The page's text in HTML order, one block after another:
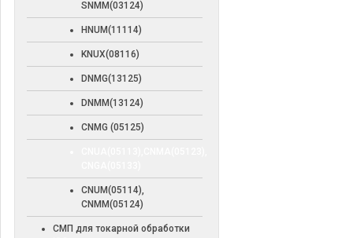
SNMM(03124)
HNUM(11114)
KNUX(08116)
DNMG(13125)
DNMM(13124)
CNMG (05125)
CNUM(05114),
CNMM(05124)
СМП для токарной обработки